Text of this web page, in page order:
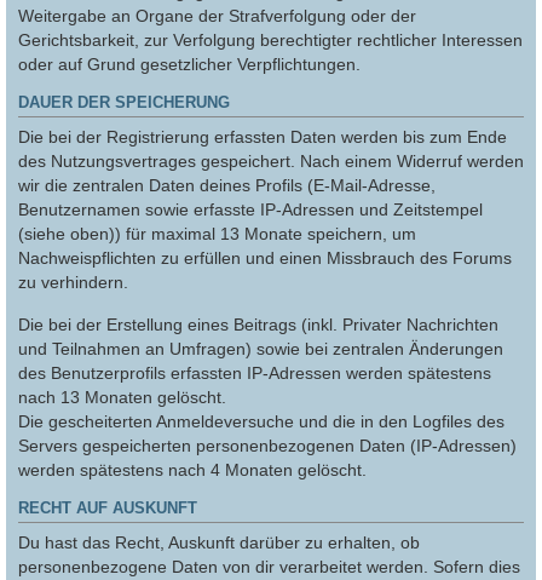
Weitergabe an Organe der Strafverfolgung oder der
Gerichtsbarkeit, zur Verfolgung berechtigter rechtlicher Interessen
oder auf Grund gesetzlicher Verpflichtungen.
DAUER DER SPEICHERUNG
Die bei der Registrierung erfassten Daten werden bis zum Ende
des Nutzungsvertrages gespeichert. Nach einem Widerruf werden
wir die zentralen Daten deines Profils (E-Mail-Adresse,
Benutzernamen sowie erfasste IP-Adressen und Zeitstempel
(siehe oben)) für maximal 13 Monate speichern, um
Nachweispflichten zu erfüllen und einen Missbrauch des Forums
zu verhindern.
Die bei der Erstellung eines Beitrags (inkl. Privater Nachrichten
und Teilnahmen an Umfragen) sowie bei zentralen Änderungen
des Benutzerprofils erfassten IP-Adressen werden spätestens
nach 13 Monaten gelöscht.
Die gescheiterten Anmeldeversuche und die in den Logfiles des
Servers gespeicherten personenbezogenen Daten (IP-Adressen)
werden spätestens nach 4 Monaten gelöscht.
RECHT AUF AUSKUNFT
Du hast das Recht, Auskunft darüber zu erhalten, ob
personenbezogene Daten von dir verarbeitet werden. Sofern dies